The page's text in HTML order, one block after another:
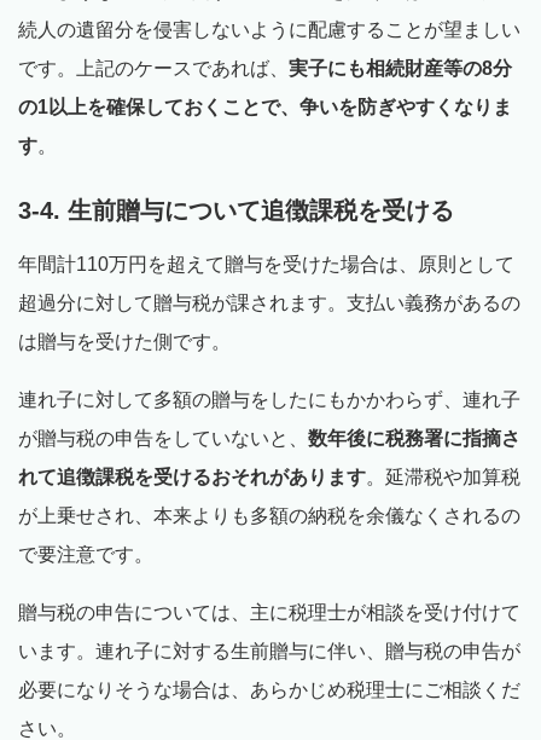
続人の遺留分を侵害しないように配慮することが望ましい
です。上記のケースであれば、 実子にも相続財産等の8分
の1以上を確保しておくことで、争いを防ぎやすくなりま
す。
3-4. 生前贈与について追徴課税を受ける
年間計110万円を超えて贈与を受けた場合は、原則として
超過分に対して贈与税が課されます。支払い義務があるの
は贈与を受けた側です。
連れ子に対して多額の贈与をしたにもかかわらず、連れ子
が贈与税の申告をしていないと、 数年後に税務署に指摘さ
れて追徴課税を受けるおそれがあります。延滞税や加算税
が上乗せされ、本来よりも多額の納税を余儀なくされるの
で要注意です。
贈与税の申告については、主に税理士が相談を受け付けて
います。連れ子に対する生前贈与に伴い、贈与税の申告が
必要になりそうな場合は、あらかじめ税理士にご相談くだ
さい。